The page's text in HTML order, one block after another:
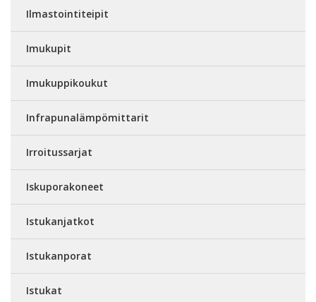
Ilmastointiteipit
Imukupit
Imukuppikoukut
Infrapunalämpömittarit
Irroitussarjat
Iskuporakoneet
Istukanjatkot
Istukanporat
Istukat